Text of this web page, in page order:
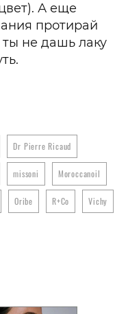
А еще
протирай
не дашь лаку
Dr Pierre Ricaud
missoni Moroccanoil
Oribe R+Co Vichy